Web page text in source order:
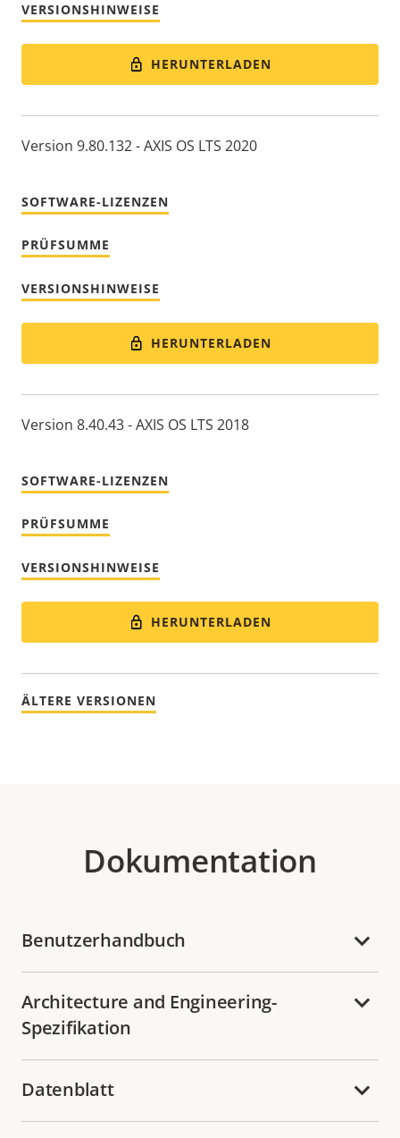
VERSIONSHINWEISE
HERUNTERLADEN
Version 9.80.132 - AXIS OS LTS 2020
SOFTWARE-LIZENZEN
PRÜFSUMME
VERSIONSHINWEISE
HERUNTERLADEN
Version 8.40.43 - AXIS OS LTS 2018
SOFTWARE-LIZENZEN
PRÜFSUMME
VERSIONSHINWEISE
HERUNTERLADEN
ÄLTERE VERSIONEN
Dokumentation
Benutzerhandbuch
Architecture and Engineering-
Spezifikation
Datenblatt